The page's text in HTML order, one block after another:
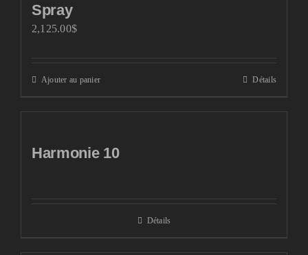
Spray
2,125.00$
Ajouter au panier Détails
Harmonie 10
Détails